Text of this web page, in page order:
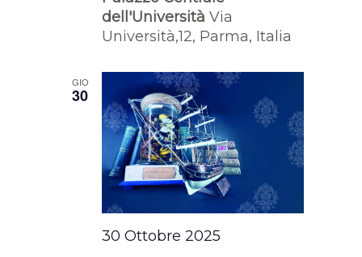
dell'UniversitàVia
Università,12, Parma, Italia
GIO
30
30 Ottobre 2025